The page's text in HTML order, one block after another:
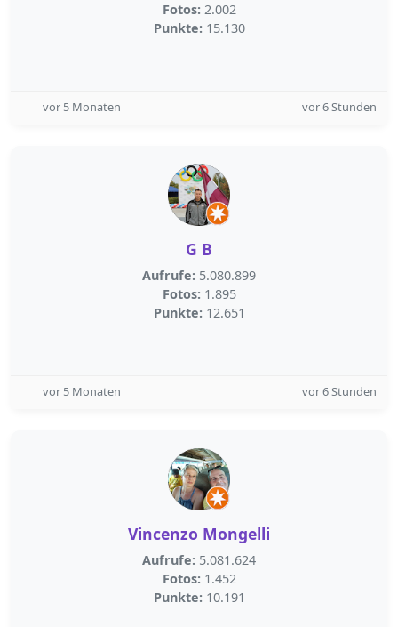
Fotos: 2.002
Punkte: 15.130
vor 5 Monaten vor 6 Stunden
G B
Aufrufe: 5.080.899
Fotos: 1.895
Punkte: 12.651
vor 5 Monaten vor 6 Stunden
Vincenzo Mongelli
Aufrufe: 5.081.624
Fotos: 1.452
Punkte: 10.191